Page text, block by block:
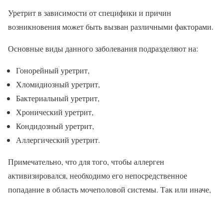
Уретрит в зависимости от специфики и причин
возникновения может быть вызван различными факторами.
Основные виды данного заболевания подразделяют на:
Гонорейный уретрит,
Хломидиозный уретрит,
Бактериальный уретрит,
Хронический уретрит,
Кондидозный уретрит,
Аллергический уретрит.
Примечательно, что для того, чтобы аллерген
активизировался, необходимо его непосредственное
попадание в область мочеполовой системы. Так или иначе,